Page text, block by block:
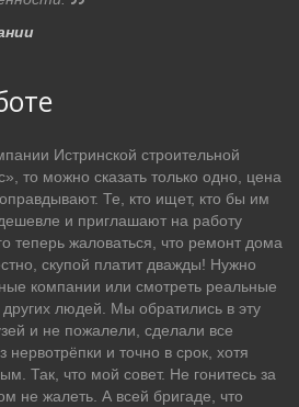
Истринской строительной
то можно сказать только одно, цена
Те, кто ищет, кто бы им
и приглашают на работу
теперь жаловаться, что ремонт дома
скупой платит дважды! Нужно
компании или смотреть реальные
людей. Мы обратились в эту
и не пожалели, сделали все
нервотрёпки и точно в срок, хотя
Так, что мой совет. Не гонитесь за
не жалеть. А всей бригаде, что